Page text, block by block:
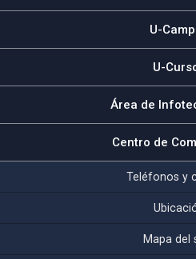
U-
U-
Área de
Centro de
Teléfonos y
Mapa del